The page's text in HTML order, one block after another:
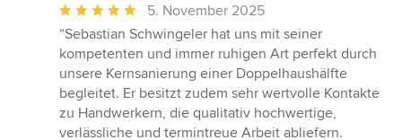
Durchschnittliche
Bewertung:
5
von
5
Sternen
5. November 2025
“Sebastian Schwingeler hat uns mit seiner
kompetenten und immer ruhigen Art perfekt durch
unsere Kernsanierung einer Doppelhaushälfte
begleitet. Er besitzt zudem sehr wertvolle Kontakte
zu Handwerkern, die qualitativ hochwertige,
verlässliche und termintreue Arbeit abliefern.